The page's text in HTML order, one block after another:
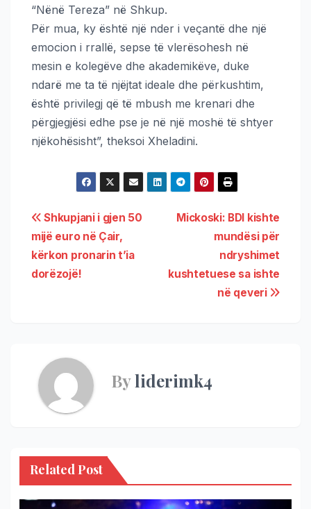
“Nënë Tereza” në Shkup.
Për mua, ky është një nder i veçantë dhe një
emocion i rrallë, sepse të vlerësohesh në
mesin e kolegëve dhe akademikëve, duke
ndarë me ta të njëjtat ideale dhe përkushtim,
është privilegj që të mbush me krenari dhe
përgjegjësi edhe pse je në një moshë të shtyer
njëkohësisht”, theksoi Xheladini.
Mickoski: BDI kishte
mundësi për
ndryshimet
kushtetuese sa ishte
në qeveri
Shkupjani i gjen 50
mijë euro në Çair,
kërkon pronarin t’ia
dorëzojë!
Byliderimk4
Related Post